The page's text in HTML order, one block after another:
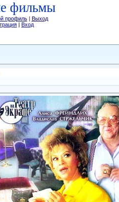
фильмы
профиль| Выход
| Вход